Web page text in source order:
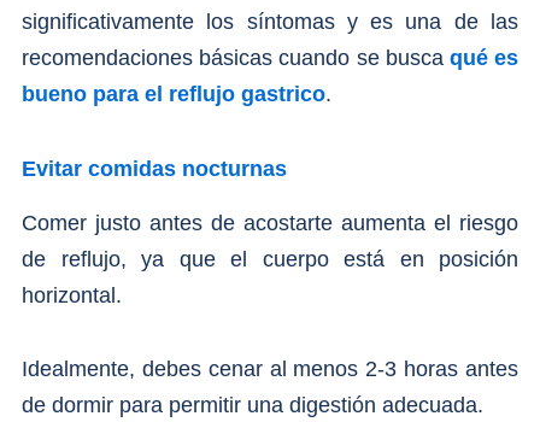
significativamente los síntomas y es una de las
recomendaciones básicas cuando se busca qué es
bueno para el reflujo gastrico.
Evitar comidas nocturnas
Comer justo antes de acostarte aumenta el riesgo
de reflujo, ya que el cuerpo está en posición
horizontal.
Idealmente, debes cenar al menos 2-3 horas antes
de dormir para permitir una digestión adecuada.